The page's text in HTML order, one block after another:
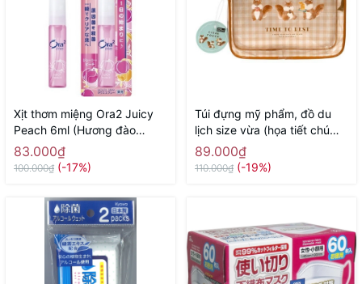
Xịt thơm miệng Ora2 Juicy
Peach 6ml (Hương đào
mọng nước) - Hàng Nhật
chính hãng
83.000₫
100.000₫ (-17%)
Túi đựng mỹ phẩm, đồ du
lịch size vừa (họa tiết chú
sóc) - Hàng Nhật nội địa
89.000₫
110.000₫ (-19%)